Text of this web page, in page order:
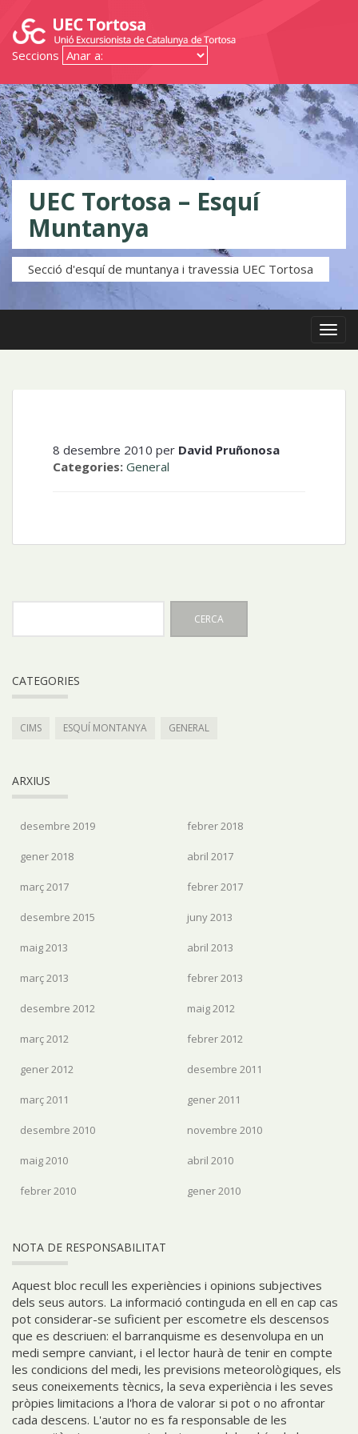
Seccions
UEC Tortosa – Esquí
Muntanya
Secció d'esquí de muntanya i travessia UEC Tortosa
Menú
8 desembre 2010 per David Pruñonosa
Categories: General
CATEGORIES
CIMS ESQUÍ MONTANYA GENERAL
ARXIUS
desembre 2019 febrer 2018
gener 2018 abril 2017
març 2017 febrer 2017
desembre 2015 juny 2013
maig 2013 abril 2013
març 2013 febrer 2013
desembre 2012 maig 2012
març 2012 febrer 2012
gener 2012 desembre 2011
març 2011 gener 2011
desembre 2010 novembre 2010
maig 2010 abril 2010
febrer 2010 gener 2010
NOTA DE RESPONSABILITAT
Aquest bloc recull les experiències i opinions subjectives
dels seus autors. La informació continguda en ell en cap cas
pot considerar-se suficient per escometre els descensos
que es descriuen: el barranquisme es desenvolupa en un
medi sempre canviant, i el lector haurà de tenir en compte
les condicions del medi, les previsions meteorològiques, els
seus coneixements tècnics, la seva experiència i les seves
pròpies limitacions a l'hora de valorar si pot o no afrontar
cada descens. L'autor no es fa responsable de les